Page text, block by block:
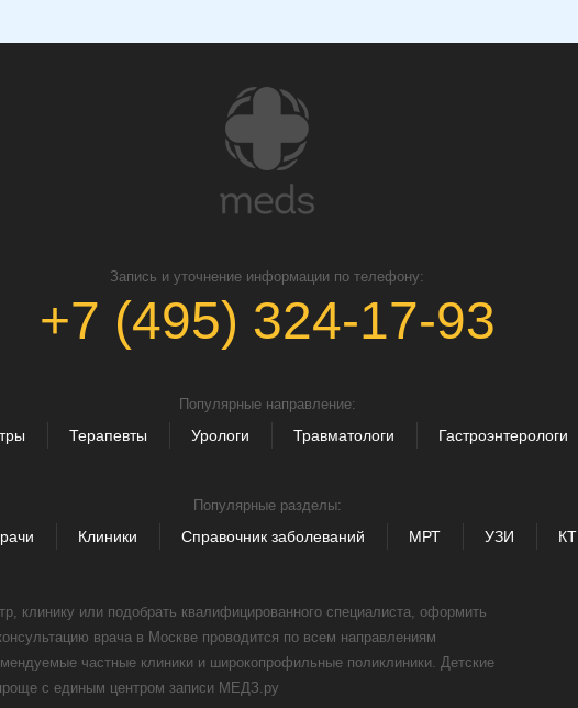
Запись и уточнение информации по телефону:
+7 (495) 324-17-93
Популярные направление:
Терапевты Урологи Травматологи Гастроэнтерологи
Популярные разделы:
Клиники Справочник заболеваний МРТ УЗИ КТ
клинику или подобрать квалифицированного специалиста, оформить
врача в Москве проводится по всем направлениям
частные клиники и широкопрофильные поликлиники. Детские
с единым центром записи МЕДЗ.ру